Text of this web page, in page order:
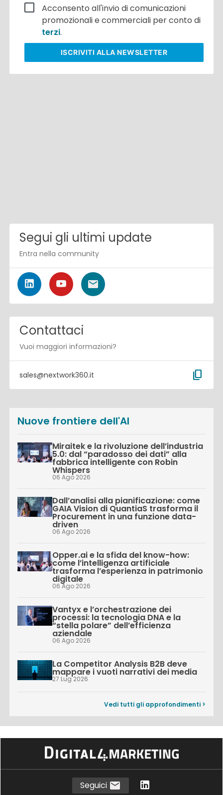
Acconsento all'invio di comunicazioni
promozionali e commerciali per conto di
terzi.
ISCRIVITI ALLA NEWSLETTER
Segui gli ultimi update
Entra nella community
Contattaci
Vuoi maggiori informazioni?
sales@nextwork360.it content_copy
Nuove frontiere dell'AI
Miraitek e la rivoluzione dell’industria
5.0: dal “paradosso dei dati” alla
fabbrica intelligente con Robin
Whispers
06 Ago 2026
Dall’analisi alla pianificazione: come
GAIA Vision di QuantiaS trasforma il
Procurement in una funzione data-
driven
06 Ago 2026
Opper.ai e la sfida del know-how:
come l’intelligenza artificiale
trasforma l’esperienza in patrimonio
digitale
06 Ago 2026
Vantyx e l’orchestrazione dei
processi: la tecnologia DNA e la
“stella polare” dell’efficienza
aziendale
06 Ago 2026
La Competitor Analysis B2B deve
mappare i vuoti narrativi dei media
27 Lug 2026
Vedi tutti gli approfondimenti >
Seguici